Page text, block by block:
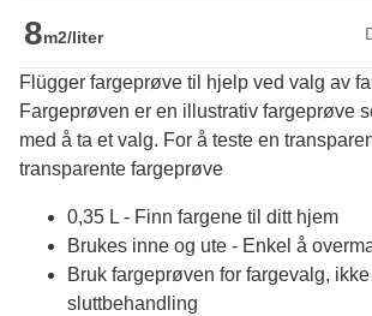
8m2/liter
Flügger fargeprøve til hjelp ved valg av
Fargeprøven er en illustrativ fargeprøve
med å ta et valg. For å teste en
transparente fargeprøve
0,35 L - Finn fargene til ditt hjem
Brukes inne og ute - Enkel å
Bruk fargeprøven for fargevalg,
sluttbehandling